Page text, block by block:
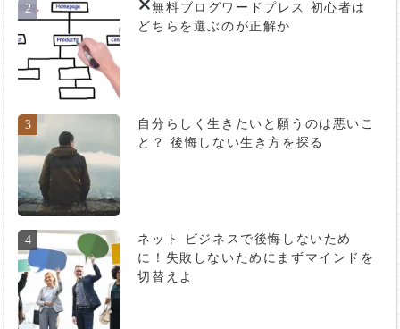
2 無料ブログ ワードプレス 初心者は
どちらを選ぶのが正解か
3
自分らしく生きたいと願うのは悪いこ
と？ 後悔しない生き方を探る
4
ネット ビジネスで後悔しないため
に！失敗しないためにまずマインドを
切替えよ